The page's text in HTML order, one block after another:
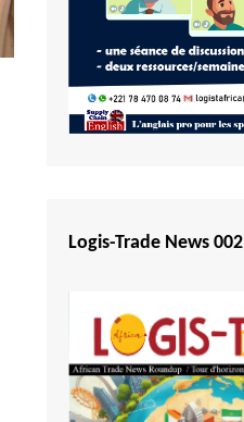
Logis-Trade News 002